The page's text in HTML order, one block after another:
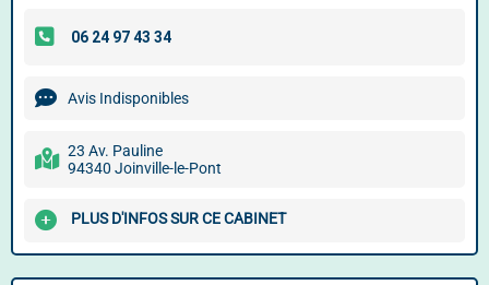
Avis Indisponibles
23 Av. Pauline
94340 Joinville-le-Pont
PLUS D'INFOS SUR CE CABINET